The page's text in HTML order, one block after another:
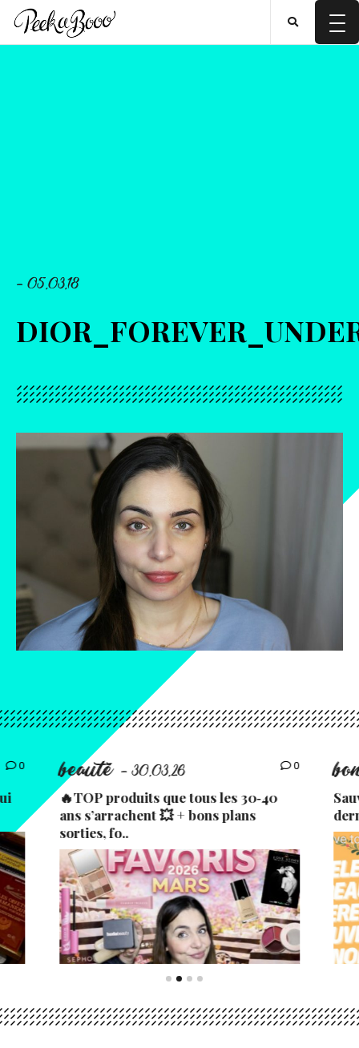
- 05.03.18
0 beauté - 30.03.26 0
🔥TOP produits que tous les 30‑40
ans s’arrachent 💥 + bons plans
sorties, fo..